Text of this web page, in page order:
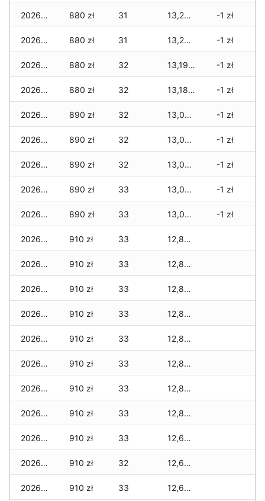
2026-05-20 880 zł 31 13,269 zł -1 zł
2026-05-19 880 zł 31 13,244 zł -1 zł
2026-05-18 880 zł 32 13,194 zł -1 zł
2026-05-17 880 zł 32 13,184 zł -1 zł
2026-05-16 890 zł 32 13,084 zł -1 zł
2026-05-15 890 zł 32 13,084 zł -1 zł
2026-05-14 890 zł 32 13,064 zł -1 zł
2026-05-13 890 zł 33 13,064 zł -1 zł
2026-05-12 890 zł 33 13,064 zł -1 zł
2026-05-09 910 zł 33 12,889 zł
2026-05-08 910 zł 33 12,889 zł
2026-05-07 910 zł 33 12,889 zł
2026-05-06 910 zł 33 12,889 zł
2026-05-05 910 zł 33 12,869 zł
2026-05-04 910 zł 33 12,869 zł
2026-05-03 910 zł 33 12,869 zł
2026-05-02 910 zł 33 12,844 zł
2026-05-01 910 zł 33 12,689 zł
2026-04-30 910 zł 32 12,664 zł
2026-04-29 910 zł 33 12,639 zł